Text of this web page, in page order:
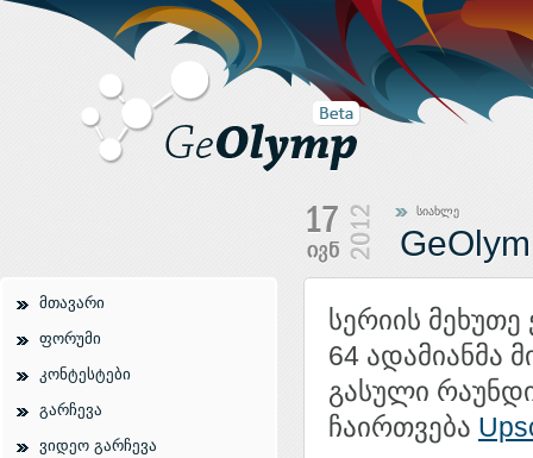
მთავარი
ფორუმი
კონტესტები
გარჩევა
ვიდეო გარჩევა
სიახლე
სერიის
64 ადამიანმა
გასული
ჩაირთვება